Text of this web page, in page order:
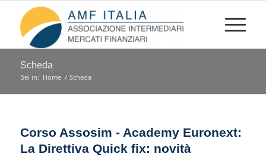
Scheda
Sei in: Home / Scheda
Corso Assosim - Academy Euronext:
La Direttiva Quick fix: novità